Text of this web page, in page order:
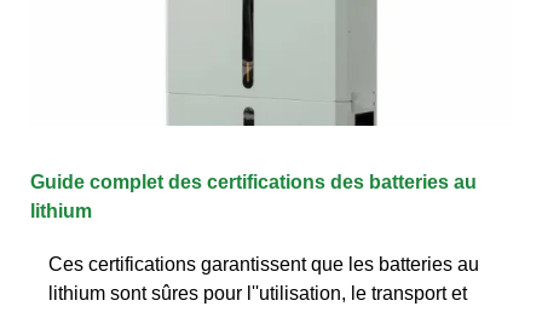
Guide complet des certifications des batteries au
lithium
Ces certifications garantissent que les batteries au
lithium sont sûres pour l''utilisation, le transport et